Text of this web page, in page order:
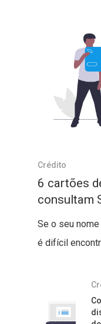
Crédito
6 cartões
consultam
Se o seu
é difícil